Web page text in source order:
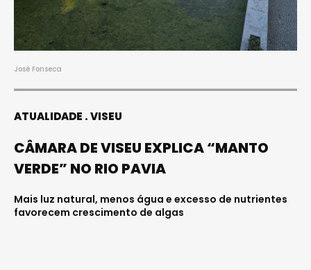
José Fonseca
ATUALIDADE VISEU
CÂMARA DE VISEU EXPLICA “MANTO
VERDE” NO RIO PAVIA
Mais luz natural, menos água e excesso de nutrientes
favorecem crescimento de algas